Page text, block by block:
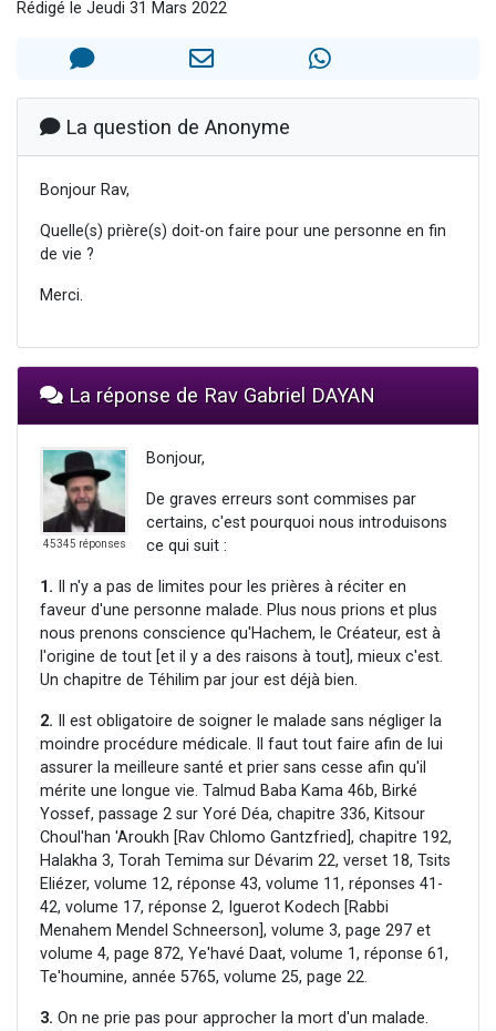
Il reste 49 places pour étudier en groupe sur Zoom
12 nouvelles musiques dans Torah-Box Music
2 personnes viennent de nous rejoindre sur WhatsApp
Rédigé le Jeudi 31 Mars 2022
La question de Anonyme
Bonjour Rav,
Quelle(s) prière(s) doit-on faire pour une personne en fin
de vie ?
Merci.
La réponse de Rav Gabriel DAYAN
45345 réponses
Bonjour,
De graves erreurs sont commises par
certains, c'est pourquoi nous introduisons
ce qui suit :
1. Il n'y a pas de limites pour les prières à réciter en
faveur d'une personne malade. Plus nous prions et plus
nous prenons conscience qu'Hachem, le Créateur, est à
l'origine de tout [et il y a des raisons à tout], mieux c'est.
Un chapitre de Téhilim par jour est déjà bien.
2. Il est obligatoire de soigner le malade sans négliger la
moindre procédure médicale. Il faut tout faire afin de lui
assurer la meilleure santé et prier sans cesse afin qu'il
mérite une longue vie. Talmud Baba Kama 46b, Birké
Yossef, passage 2 sur Yoré Déa, chapitre 336, Kitsour
Choul'han 'Aroukh [Rav Chlomo Gantzfried], chapitre 192,
Halakha 3, Torah Temima sur Dévarim 22, verset 18, Tsits
Eliézer, volume 12, réponse 43, volume 11, réponses 41-
42, volume 17, réponse 2, Iguerot Kodech [Rabbi
Menahem Mendel Schneerson], volume 3, page 297 et
volume 4, page 872, Ye'havé Daat, volume 1, réponse 61,
Te'houmine, année 5765, volume 25, page 22.
3. On ne prie pas pour approcher la mort d'un malade.